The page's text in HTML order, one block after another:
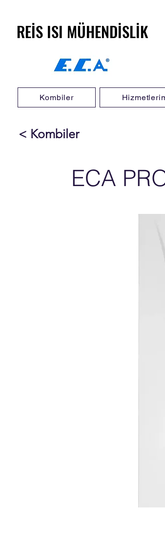
REİS ISI MÜHENDİSLİK
REİS ISI MÜHENDİSLİK
Kombiler
< Kombiler
ECA